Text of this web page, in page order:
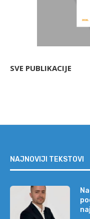
SVE PUBLIKACIJE
NAJNOVIJI TEKSTOVI